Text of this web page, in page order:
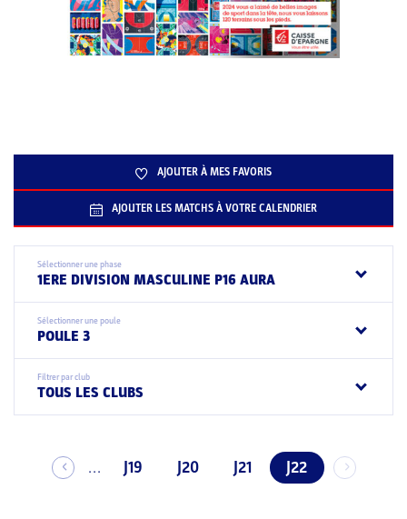
AJOUTER À MES FAVORIS
AJOUTER LES MATCHS À VOTRE CALENDRIER
Sélectionner une phase
1ERE DIVISION MASCULINE P16 AURA
Sélectionner une poule
POULE 3
Filtrer par club
TOUS LES CLUBS
... J19 J20 J21 J22